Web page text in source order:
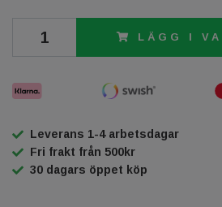
LÄGG I
Leverans 1-4 arbetsdagar
Fri frakt från 500kr
30 dagars öppet köp